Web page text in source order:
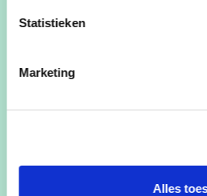
Statistieken
Marketing
Alles
cd&v Oost-
kandidatenlijsten voor
voor de kiesdistricten